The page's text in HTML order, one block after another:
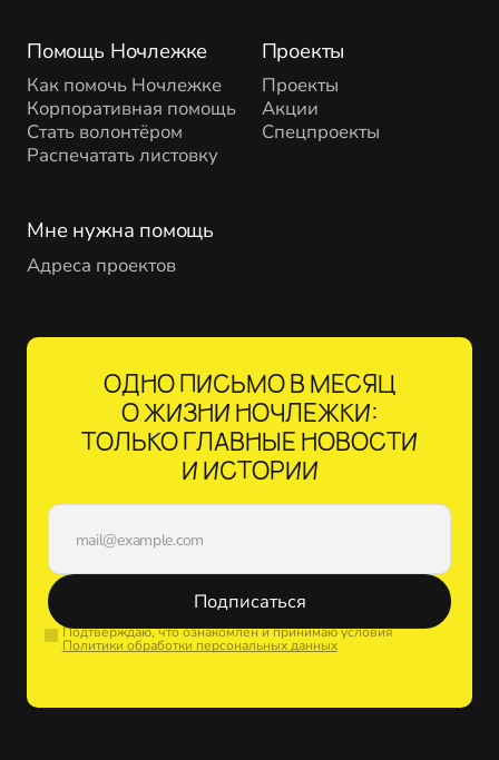
Помощь Ночлежке
Как помочь Ночлежке
Корпоративная помощь
Стать волонтёром
Распечатать листовку
Проекты
Проекты
Акции
Спецпроекты
Мне нужна помощь
Адреса проектов
ОДНО ПИСЬМО В МЕСЯЦ
О ЖИЗНИ НОЧЛЕЖКИ:
ТОЛЬКО ГЛАВНЫЕ НОВОСТИ
И ИСТОРИИ
Подписаться
Подтверждаю, что ознакомлен и принимаю условия
Политики обработки персональных данных